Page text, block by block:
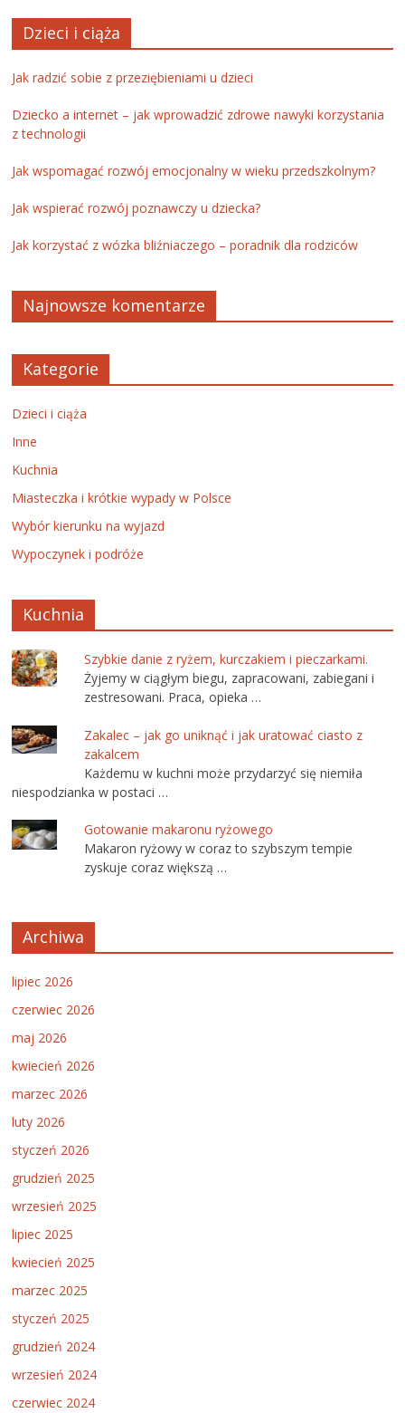
Dzieci i ciąża
Jak radzić sobie z przeziębieniami u dzieci
Dziecko a internet – jak wprowadzić zdrowe nawyki korzystania
z technologii
Jak wspomagać rozwój emocjonalny w wieku przedszkolnym?
Jak wspierać rozwój poznawczy u dziecka?
Jak korzystać z wózka bliźniaczego – poradnik dla rodziców
Najnowsze komentarze
Kategorie
Dzieci i ciąża
Inne
Kuchnia
Miasteczka i krótkie wypady w Polsce
Wybór kierunku na wyjazd
Wypoczynek i podróże
Kuchnia
Szybkie danie z ryżem, kurczakiem i pieczarkami.
Żyjemy w ciągłym biegu, zapracowani, zabiegani i
zestresowani. Praca, opieka …
Zakalec – jak go uniknąć i jak uratować ciasto z
zakalcem
Każdemu w kuchni może przydarzyć się niemiła
niespodzianka w postaci …
Gotowanie makaronu ryżowego
Makaron ryżowy w coraz to szybszym tempie
zyskuje coraz większą …
Archiwa
lipiec 2026
czerwiec 2026
maj 2026
kwiecień 2026
marzec 2026
luty 2026
styczeń 2026
grudzień 2025
wrzesień 2025
lipiec 2025
kwiecień 2025
marzec 2025
styczeń 2025
grudzień 2024
wrzesień 2024
czerwiec 2024